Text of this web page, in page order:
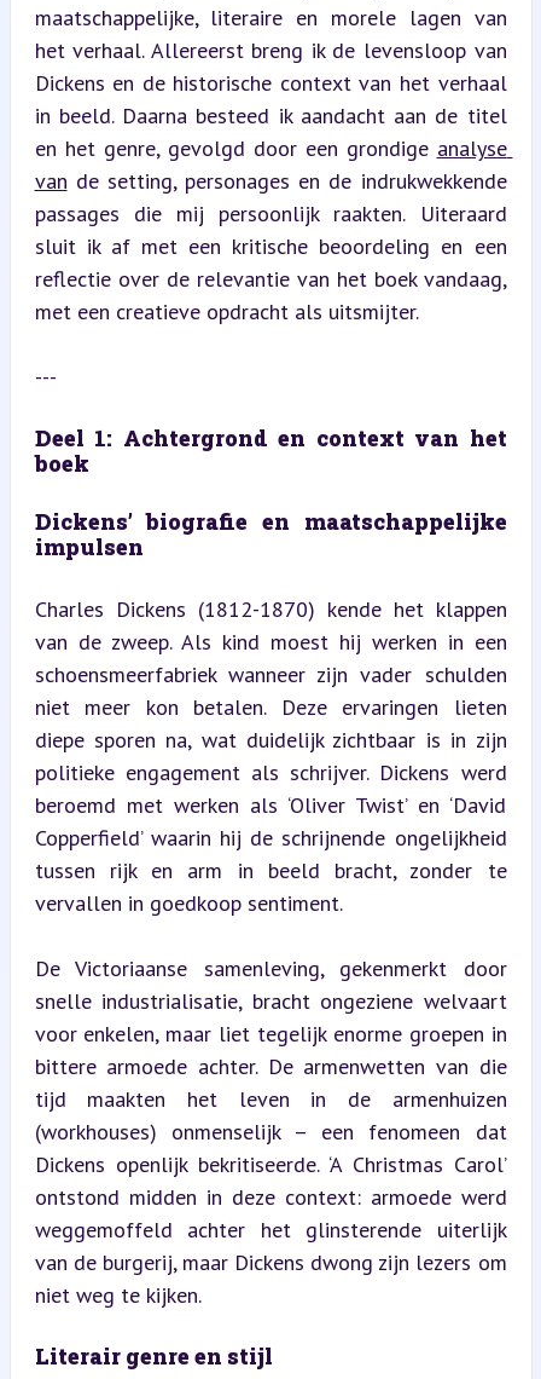
maatschappelijke, literaire en morele lagen van
het verhaal. Allereerst breng ik de levensloop van
Dickens en de historische context van het verhaal
in beeld. Daarna besteed ik aandacht aan de titel
en het genre, gevolgd door een grondige analyse
van de setting, personages en de indrukwekkende
passages die mij persoonlijk raakten. Uiteraard
sluit ik af met een kritische beoordeling en een
reflectie over de relevantie van het boek vandaag,
met een creatieve opdracht als uitsmijter.
---
Deel 1: Achtergrond en context van het
boek
Dickens’ biografie en maatschappelijke
impulsen
Charles Dickens (1812-1870) kende het klappen
van de zweep. Als kind moest hij werken in een
schoensmeerfabriek wanneer zijn vader schulden
niet meer kon betalen. Deze ervaringen lieten
diepe sporen na, wat duidelijk zichtbaar is in zijn
politieke engagement als schrijver. Dickens werd
beroemd met werken als ‘Oliver Twist’ en ‘David
Copperfield’ waarin hij de schrijnende ongelijkheid
tussen rijk en arm in beeld bracht, zonder te
vervallen in goedkoop sentiment.
De Victoriaanse samenleving, gekenmerkt door
snelle industrialisatie, bracht ongeziene welvaart
voor enkelen, maar liet tegelijk enorme groepen in
bittere armoede achter. De armenwetten van die
tijd maakten het leven in de armenhuizen
(workhouses) onmenselijk – een fenomeen dat
Dickens openlijk bekritiseerde. ‘A Christmas Carol’
ontstond midden in deze context: armoede werd
weggemoffeld achter het glinsterende uiterlijk
van de burgerij, maar Dickens dwong zijn lezers om
niet weg te kijken.
Literair genre en stijl